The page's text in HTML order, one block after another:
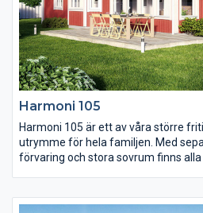
Harmoni 105
Harmoni 105 är ett av våra större
utrymme för hela familjen. Med
förvaring och stora sovrum finns
gemensamma ytorna en härlig ljus